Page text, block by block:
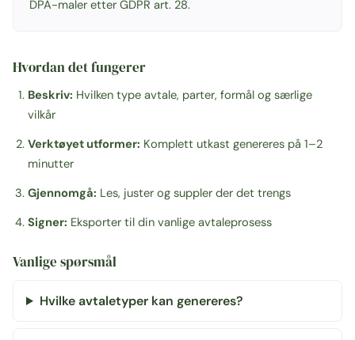
DPA-maler etter GDPR art. 28.
Hvordan det fungerer
Beskriv: Hvilken type avtale, parter, formål og særlige
vilkår
Verktøyet utformer: Komplett utkast genereres på 1–2
minutter
Gjennomgå: Les, juster og suppler der det trengs
Signer: Eksporter til din vanlige avtaleprosess
Vanlige spørsmål
Hvilke avtaletyper kan genereres?